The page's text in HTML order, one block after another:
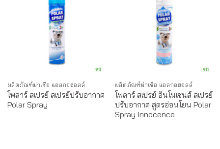
ผลิตภัณฑ์ฆ่าเชื้อ แอลกอฮอลล์
โพลาร์ สเปรย์ สเปรย์ปรับอากาศ
Polar Spray
ผลิตภัณฑ์ฆ่าเชื้อ แอลกอฮอลล์
โพลาร์ สเปรย์ อินโนเซนส์ สเปรย์
ปรับอากาศ สูตรอ่อนโยน Polar
Spray Innocence